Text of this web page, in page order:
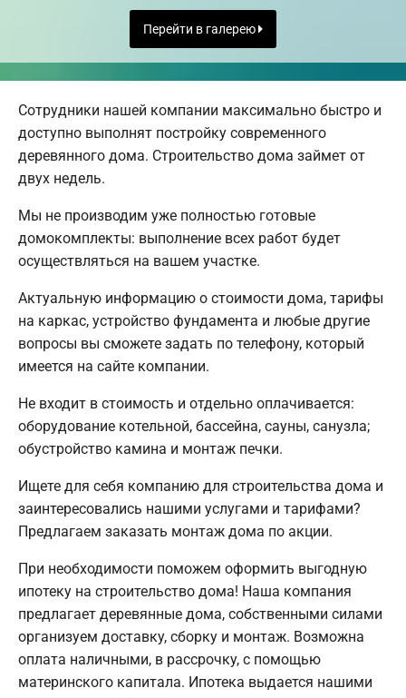
Перейти в галерею
Сотрудники нашей компании максимально быстро и
доступно выполнят постройку современного
деревянного дома. Строительство дома займет от
двух недель.
Мы не производим уже полностью готовые
домокомплекты: выполнение всех работ будет
осуществляться на вашем участке.
Актуальную информацию о стоимости дома, тарифы
на каркас, устройство фундамента и любые другие
вопросы вы сможете задать по телефону, который
имеется на сайте компании.
Не входит в стоимость и отдельно оплачивается:
оборудование котельной, бассейна, сауны, санузла;
обустройство камина и монтаж печки.
Ищете для себя компанию для строительства дома и
заинтересовались нашими услугами и тарифами?
Предлагаем заказать монтаж дома по акции.
При необходимости поможем оформить выгодную
ипотеку на строительство дома! Наша компания
предлагает деревянные дома, собственными силами
организуем доставку, сборку и монтаж. Возможна
оплата наличными, в рассрочку, с помощью
материнского капитала. Ипотека выдается нашими